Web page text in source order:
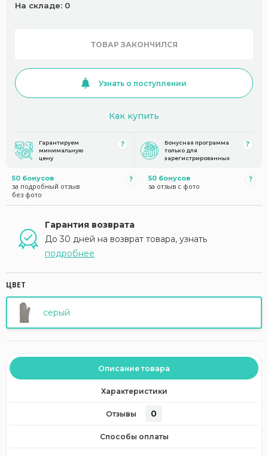
На складе: 0
ТОВАР ЗАКОНЧИЛСЯ
Узнать о поступлении
Как купить
Гарантируем
минимальную
цену
Бонусная программа
только для
зарегистрированных
50 бонусов
за подробный отзыв
без фото
50 бонусов
за отзыв с фото
Гарантия возврата
До 30 дней на возврат товара, узнать
подробнее
ЦВЕТ
серый
Описание товара
Характеристики
Отзывы 0
Способы оплаты